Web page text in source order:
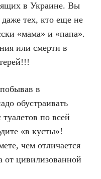
в Украине. Вы
тех, кто еще не
«мама» и «папа».
или смерти в
в
обустраивать
по всей
«в кусты»!
чем отличается
от цивилизованной